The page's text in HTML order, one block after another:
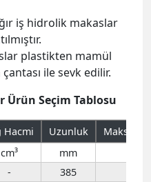
iş hidrolik makaslar
plastikten mamül
ile sevk edilir.
Ürün Seçim Tablosu
Hacmi Uzunluk
cm³ mm
-
385